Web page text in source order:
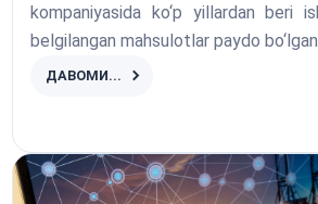
kompaniyasida ko‘p yillardan beri
belgilangan mahsulotlar paydo
ДАВОМИ...